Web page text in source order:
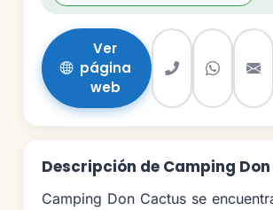
Ver
página
web
Descripción de Camping
Camping Don Cactus se